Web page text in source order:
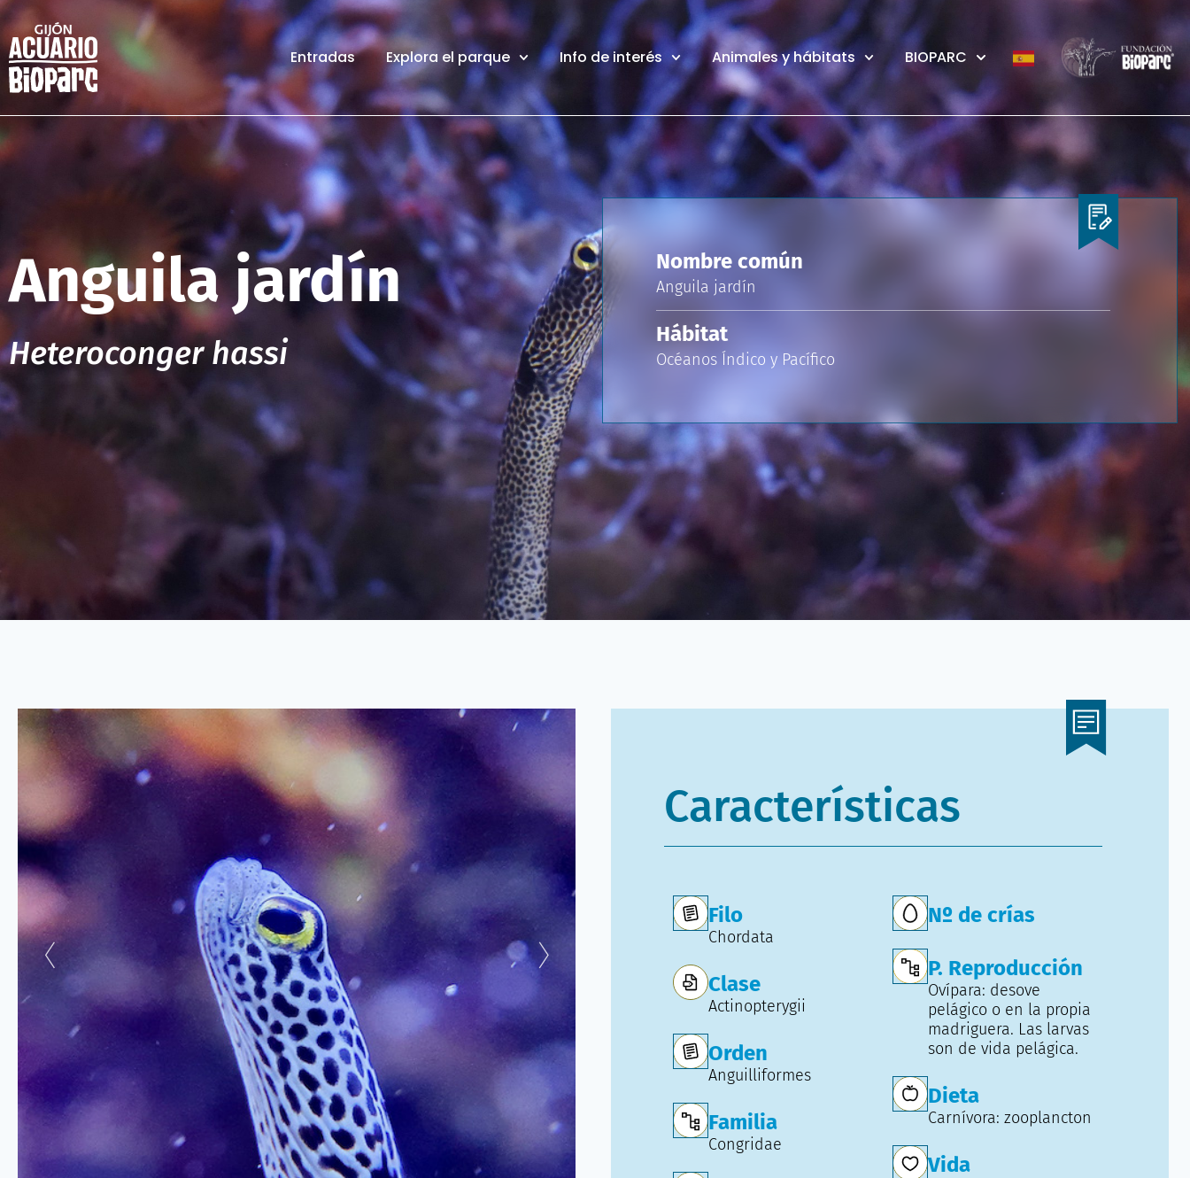
Entradas Explora el parque Info de interés Animales y hábitats BIOPARC
Anguila jardín
Heteroconger hassi
Nombre común
Anguila jardín
Hábitat
Océanos Índico y Pacífico
Características
Filo
Chordata
Clase
Actinopterygii
Orden
Anguilliformes
Familia
Congridae
Nº de crías
P. Reproducción
Ovípara: desove
pelágico o en la propia
madriguera. Las larvas
son de vida pelágica.
Dieta
Carnívora: zooplancton
Vida